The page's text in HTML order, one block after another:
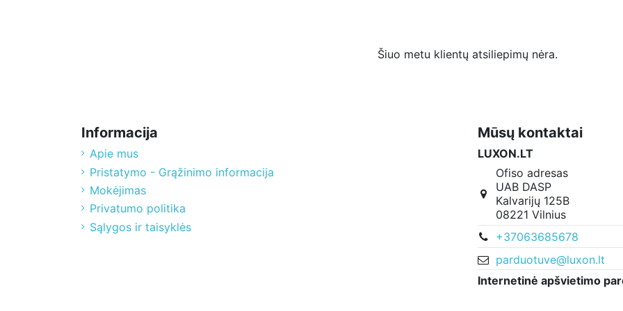
Šiuo metu klientų atsiliepimų nėra.
Informacija
Apie mus
Pristatymo - Grąžinimo informacija
Mokėjimas
Privatumo politika
Sąlygos ir taisyklės
Mūsų kontaktai
LUXON.LT
Ofiso adresas
UAB DASP
Kalvarijų 125B
08221 Vilnius
+37063685678
parduotuve@luxon.lt
Internetinė apšvietimo